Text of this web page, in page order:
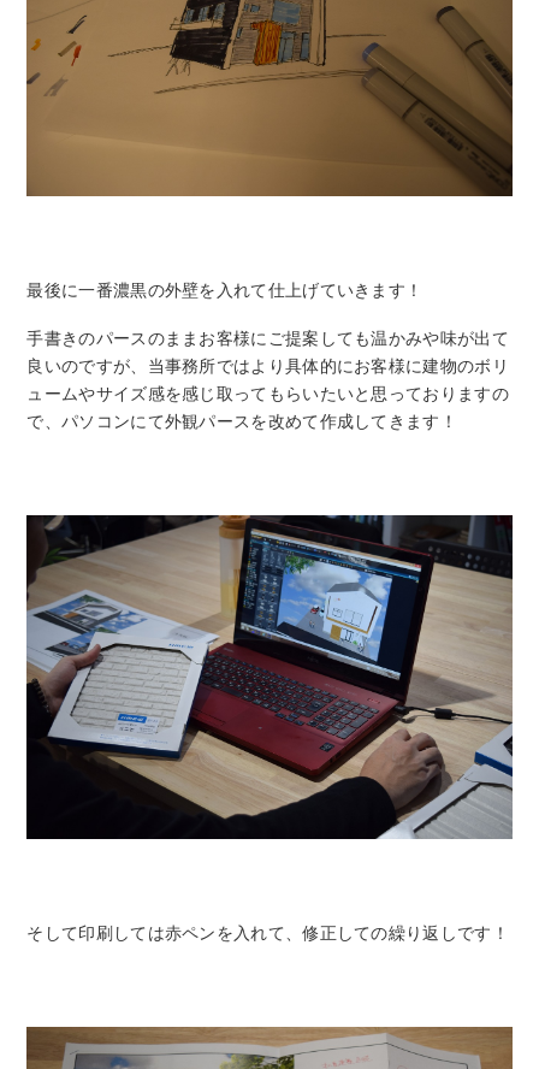
最後に一番濃黒の外壁を入れて仕上げていきます！
手書きのパースのままお客様にご提案しても温かみや味が出て
良いのですが、当事務所ではより具体的にお客様に建物のボリ
ュームやサイズ感を感じ取ってもらいたいと思っておりますの
で、パソコンにて外観パースを改めて作成してきます！
そして印刷しては赤ペンを入れて、修正しての繰り返しです！